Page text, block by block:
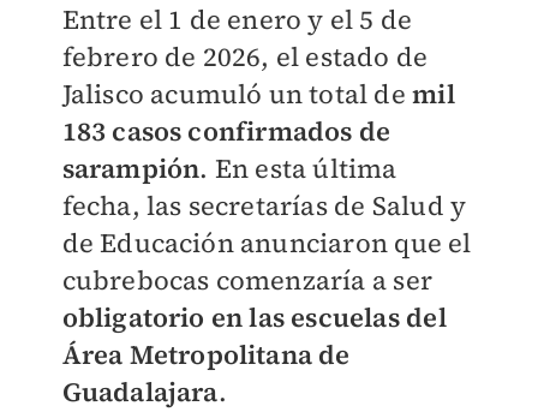
Entre el 1 de enero y el 5 de
febrero de 2026, el estado de
Jalisco acumuló un total demil
183 casos confirmados de
sarampión. En esta última
fecha, las secretarías de Salud y
de Educación anunciaron que el
cubrebocas comenzaría a ser
obligatorio en las escuelas del
Área Metropolitana de
Guadalajara.